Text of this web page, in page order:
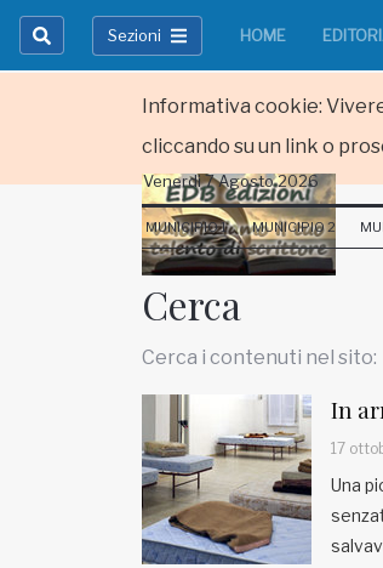
Informativa cookie:
cliccando su un link o
Sezioni HOME
Iscriviti alla newsletter
www.viveremilano.info
Fondato e diretto da Enzo De
Venerdi 7 Agosto 2026
MUNICIPIO 1 MUNICIPIO 2
Cerca
Cerca i contenuti nel sito:
In
17
Una